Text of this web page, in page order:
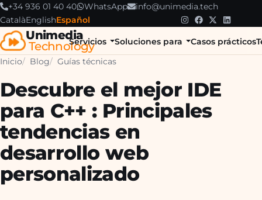
+34 936 01 40 40 WhatsApp
info@unimedia.tech
CatalàEnglishEspañol
Unimedia
Technology
Servicios Soluciones para Casos prácticos
Inicio Blog Guías técnicas
Descubre el mejor IDE
para C++ : Principales
tendencias en
desarrollo web
personalizado